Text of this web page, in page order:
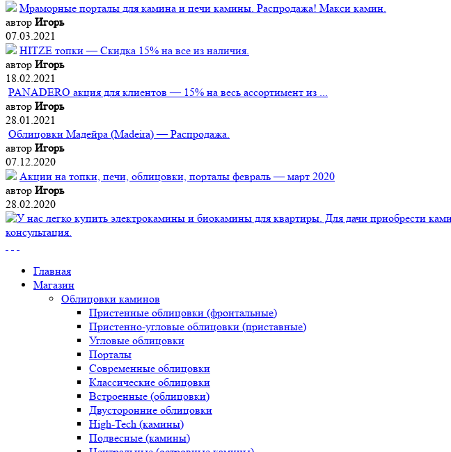
Мраморные порталы для камина и печи камины. Распродажа! Макси камин.
автор Игорь
07.03.2021
HITZE топки — Скидка 15% на все из наличия.
автор Игорь
18.02.2021
PANADERO акция для клиентов — 15% на весь ассортимент из ...
автор Игорь
28.01.2021
Облицовки Мадейра (Мadeira) — Распродажа.
автор Игорь
07.12.2020
Акции на топки, печи, облицовки, порталы февраль — март 2020
автор Игорь
28.02.2020
Главная
Магазин
Облицовки каминов
Пристенные облицовки (фронтальные)
Пристенно-угловые облицовки (приставные)
Угловые облицовки
Порталы
Современные облицовки
Классические облицовки
Встроенные (облицовки)
Двусторонние облицовки
High-Tech (камины)
Подвесные (камины)